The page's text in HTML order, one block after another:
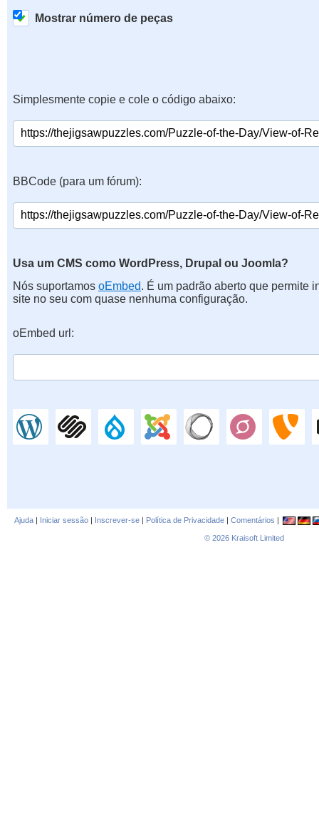
Mostrar número de peças
Simplesmente copie e cole o código abaixo:
BBCode (para um fórum):
Usa um CMS como WordPress, Drupal ou Joomla?
Nós suportamos oEmbed. É um padrão aberto que permite
site no seu com quase nenhuma configuração.
oEmbed url:
Ajuda | Iniciar sessão | Inscrever-se | Política de Privacidade | Comentários |
© 2026 Kraisoft Limited